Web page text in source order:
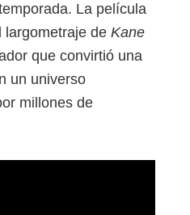
La película
largometraje de Kane
que convirtió una
un universo
millones de